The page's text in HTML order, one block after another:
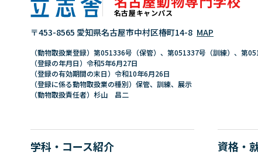
名古屋キャンパス
〒453-8565 愛知県名古屋市中村区椿町14-8 MAP
（動物取扱業登録）第051336号（保管）、第051337号（訓練）、第
（登録の年月日）令和5年6月27日
（登録の有効期間の末日）令和10年6月26日
（登録に係る動物取扱業の種別）保管、訓練、展示
（動物取扱責任者）杉山 昌二
学科・コース紹介 資格・